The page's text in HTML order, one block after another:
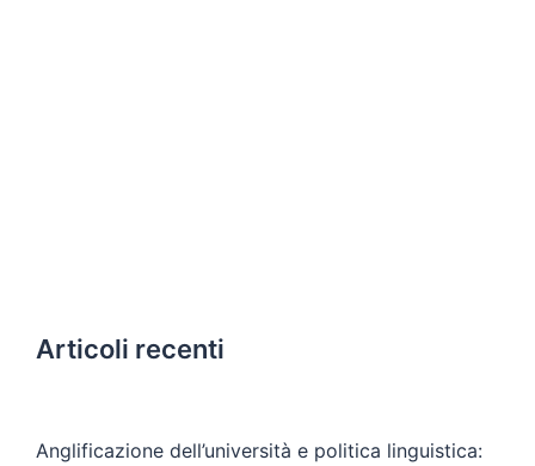
Articoli recenti
Anglificazione dell’università e politica linguistica: